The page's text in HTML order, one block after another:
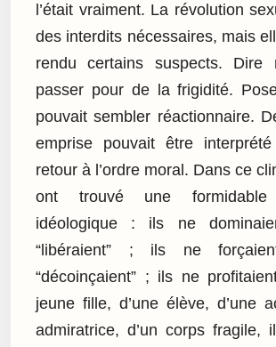
l’était vraiment. La révolution
des interdits nécessaires, mais
rendu certains suspects. Dire
passer pour de la frigidité.
pouvait sembler réactionnaire.
emprise pouvait être
retour à l’ordre moral. Dans ce
ont trouvé une formidable
idéologique : ils ne
“libéraient” ; ils ne
“décoinçaient” ; ils ne
jeune fille, d’une élève, d’une
admiratrice, d’un corps fragile,